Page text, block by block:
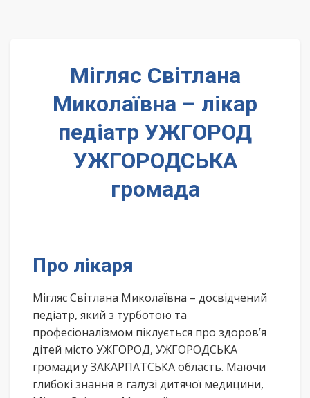
Мігляс Світлана
Миколаївна – лікар
педіатр УЖГОРОД
УЖГОРОДСЬКА
громада
Про лікаря
Мігляс Світлана Миколаївна – досвідчений
педіатр, який з турботою та
професіоналізмом піклується про здоров’я
дітей місто УЖГОРОД, УЖГОРОДСЬКА
громади у ЗАКАРПАТСЬКА область. Маючи
глибокі знання в галузі дитячої медицини,